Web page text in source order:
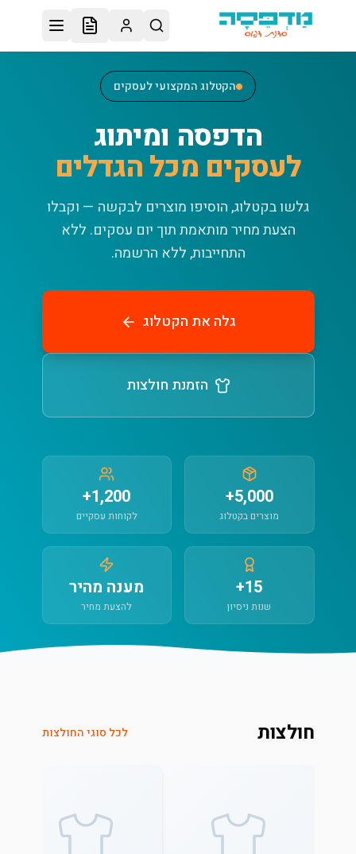
דלג לתוכן הראשי
הקטלוג המקצועי לעסקים
הדפסה ומיתוג
לעסקים מכל הגדלים
גלשו בקטלוג, הוסיפו מוצרים לבקשה — וקבלו
הצעת מחיר מותאמת תוך יום עסקים. ללא
התחייבות, ללא הרשמה.
גלה את הקטלוג
הזמנת חולצות
5,000+
מוצרים בקטלוג
1,200+
לקוחות עסקיים
15+
שנות ניסיון
מענה מהיר
להצעת מחיר
חולצות לכל סוגי החולצות